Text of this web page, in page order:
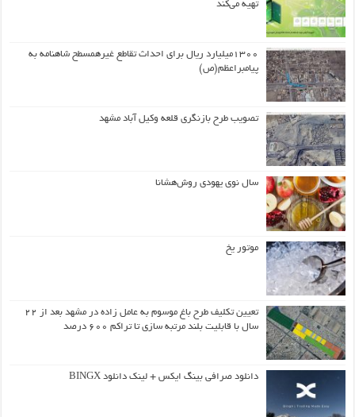
تهیه می‌کند
۱۳۰۰میلیارد ریال برای احداث تقاطع غیرهمسطح شاهنامه به
پیامبراعظم(ص)
تصویب طرح بازنگری قلعه وکیل آباد مشهد
سال نوی یهودی روش‌هشانا
موتور یخ
تعیین تکلیف طرح باغ موسوم به عامل زاده در مشهد بعد از ۲۲
سال با قابلیت بلند مرتبه سازی تا تراکم ۶۰۰ درصد
دانلود صرافی بینگ ایکس + لینک دانلود BINGX